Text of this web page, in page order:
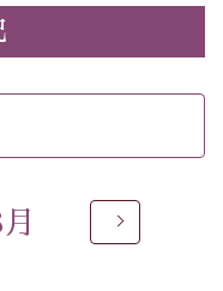
とした和定食
が遅く新鮮で若返り
特殊素材の畳を使